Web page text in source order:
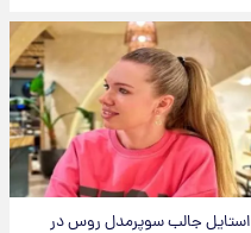
استایل جالب سوپرمدل روس در